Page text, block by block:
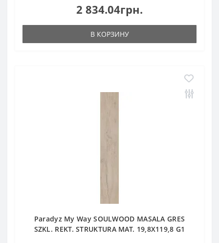
2 834.04грн.
В КОРЗИНУ
Paradyz My Way SOULWOOD MASALA GRES
SZKL. REKT. STRUKTURA MAT. 19,8X119,8 G1